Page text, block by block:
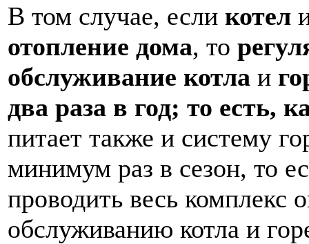
В том случае, если котел
отопление дома, то
обслуживание котла и
два раза в год; то есть,
питает также и систему
минимум раз в сезон, то
проводить весь комплекс
обслуживанию котла и